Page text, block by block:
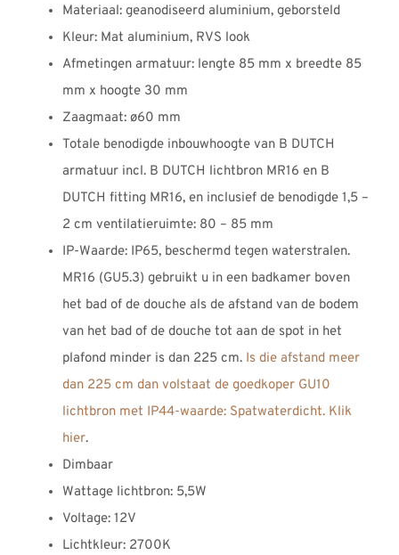
Materiaal: geanodiseerd aluminium, geborsteld
Kleur: Mat aluminium, RVS look
Afmetingen armatuur: lengte 85 mm x breedte 85
mm x hoogte 30 mm
Zaagmaat: ø60 mm
Totale benodigde inbouwhoogte van B DUTCH
armatuur incl. B DUTCH lichtbron MR16 en B
DUTCH fitting MR16, en inclusief de benodigde 1,5 –
2 cm ventilatieruimte: 80 – 85 mm
IP-Waarde: IP65, beschermd tegen waterstralen.
MR16 (GU5.3) gebruikt u in een badkamer boven
het bad of de douche als de afstand van de bodem
van het bad of de douche tot aan de spot in het
plafond minder is dan 225 cm. Is die afstand meer
dan 225 cm dan volstaat de goedkoper GU10
lichtbron met IP44-waarde: Spatwaterdicht. Klik
hier.
Dimbaar
Wattage lichtbron: 5,5W
Voltage: 12V
Lichtkleur: 2700K